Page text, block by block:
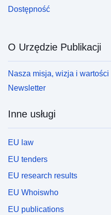
Dostępność
O Urzędzie Publikacji
Nasza misja, wizja i wartości
Newsletter
Inne usługi
EU law
EU tenders
EU research results
EU Whoiswho
EU publications